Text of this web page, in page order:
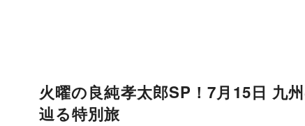
火曜の良純孝太郎SP！7月15日 九
辿る特別旅